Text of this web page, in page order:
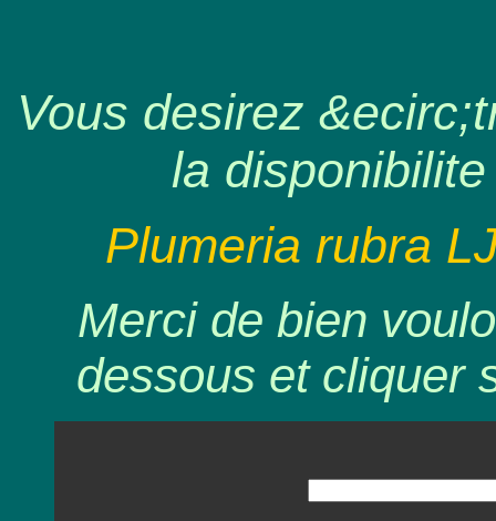
Vous desirez
la
Plumeria rubra
Merci de bien
dessous et cliquer